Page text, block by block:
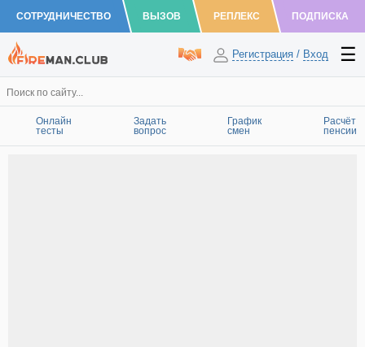
СОТРУДНИЧЕСТВО ВЫЗОВ РЕПЛЕКС ПОДПИСКА
Регистрация / Вход
Онлайн
тесты
Задать
вопрос
График
смен
Расчёт
пенсии